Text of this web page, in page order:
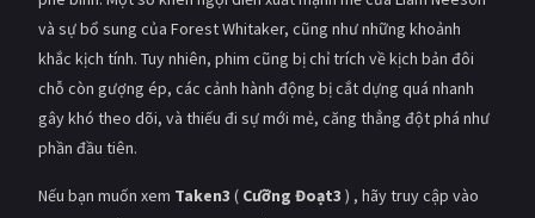
và sự bổ sung của Forest Whitaker, cũng như những khoảnh
khắc kịch tính. Tuy nhiên, phim cũng bị chỉ trích về kịch bản đôi
chỗ còn gượng ép, các cảnh hành động bị cắt dựng quá nhanh
gây khó theo dõi, và thiếu đi sự mới mẻ, căng thẳng đột phá như
phần đầu tiên.
Nếu bạn muốn xem Taken3 ( Cưỡng Đoạt3 ) , hãy truy cập vào